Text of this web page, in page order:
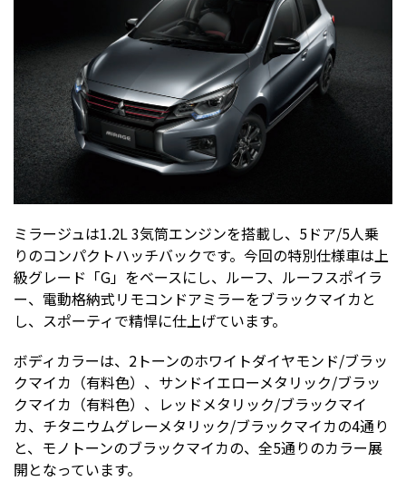
ミラージュは1.2L 3気筒エンジンを搭載し、5ドア/5人乗
りのコンパクトハッチバックです。今回の特別仕様車は上
級グレード「G」をベースにし、ルーフ、ルーフスポイラ
ー、電動格納式リモコンドアミラーをブラックマイカと
し、スポーティで精悍に仕上げています。
ボディカラーは、2トーンのホワイトダイヤモンド/ブラッ
クマイカ（有料色）、サンドイエローメタリック/ブラッ
クマイカ（有料色）、レッドメタリック/ブラックマイ
カ、チタニウムグレーメタリック/ブラックマイカの4通り
と、モノトーンのブラックマイカの、全5通りのカラー展
開となっています。